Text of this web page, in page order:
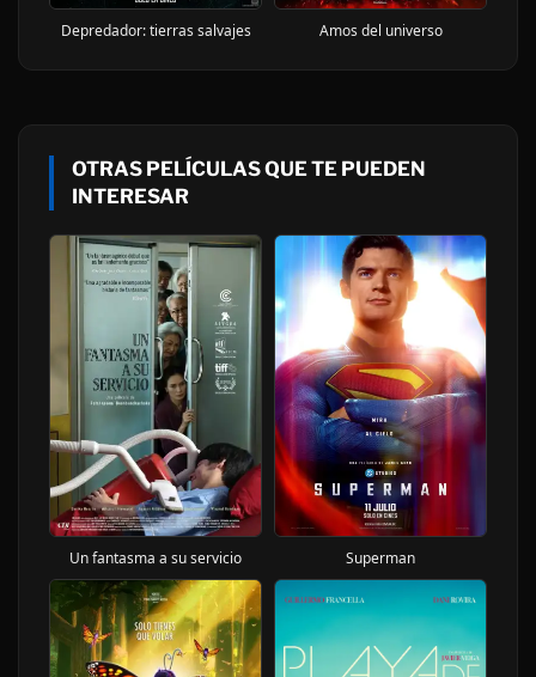
Depredador: tierras salvajes Amos del universo
OTRAS PELÍCULAS QUE TE PUEDEN
INTERESAR
Un fantasma a su servicio Superman